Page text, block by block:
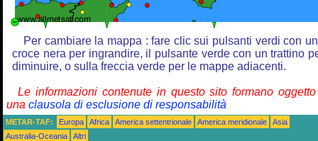
Per cambiare la mappa : fare clic sui pulsanti verdi con
croce nera per ingrandire, il pulsante verde con un trattino
diminuire, o sulla freccia verde per le mappe adiacenti.
Le informazioni contenute in questo sito formano
una clausola di esclusione di responsabilità
METAR-TAF: Europa Africa America settentrionale America meridionale
Asia
Australia-Oceania
Altri